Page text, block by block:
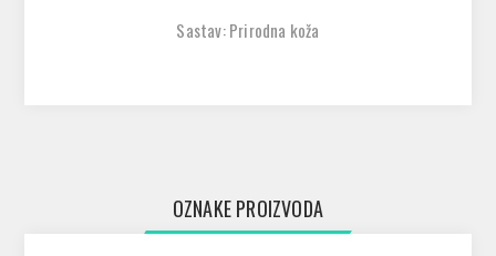
Sastav: Prirodna koža
OZNAKE PROIZVODA